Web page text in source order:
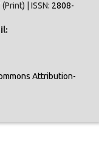
(Print) | ISSN: 2808-
Attribution-